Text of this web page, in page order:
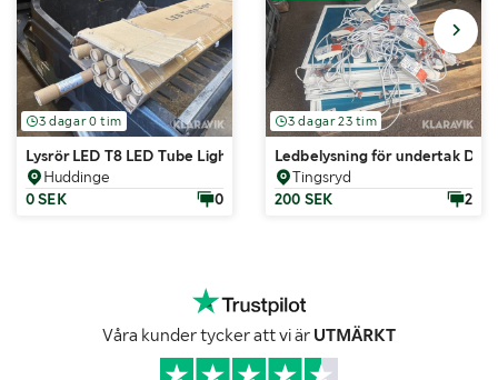
3 dagar 0 tim
Lysrör LED T8 LED Tube Light 18 W
Huddinge
0 SEK
0
3 dagar 23 tim
Ledbelysning för undertak
Tingsryd
200 SEK
2
Våra kunder tycker att vi är UTMÄRKT